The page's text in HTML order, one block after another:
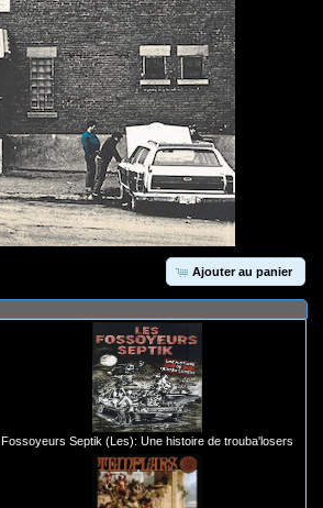
Ajouter au panier
Fossoyeurs Septik (Les): Une histoire de trouba'losers